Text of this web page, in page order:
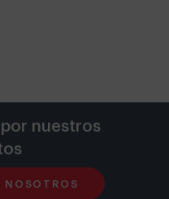
nuestros
NOSOTROS